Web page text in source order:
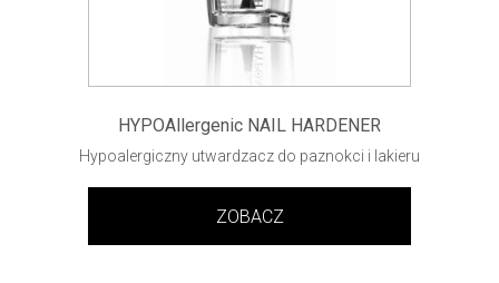
HYPOAllergenic NAIL HARDENER
Hypoalergiczny utwardzacz do paznokci i lakieru
ZOBACZ